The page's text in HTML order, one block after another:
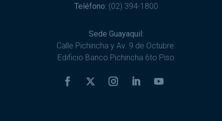
Teléfono: (02) 394-1800
Sede Guayaquil:
Calle Pichincha y Av. 9 de Octubre.
Edificio Banco Pichincha 6to Piso